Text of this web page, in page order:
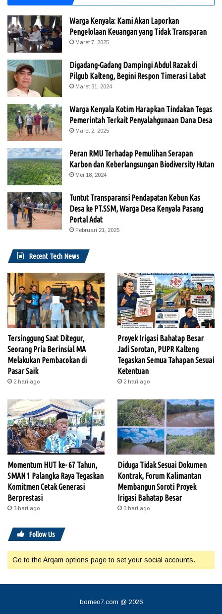
Warga Kenyala: Kami Akan Laporkan
Pengelolaan Keuangan yang Tidak Transparan
Maret 7, 2025
Digadang-Gadang Dampingi Abdul Razak di
Pilgub Kalteng, Begini Respon Timerasi Labat
Maret 31, 2024
Warga Kenyala Kotim Harapkan Tindakan Tegas
Pemerintah Terkait Penyalahgunaan Dana Desa
Maret 2, 2025
Peran RMU Terhadap Pemulihan Serapan
Karbon dan Keberlangsungan Biodiversity Hutan
Mei 18, 2024
Tuntut Transparansi Pendapatan Kebun Kas
Desa ke PT.SSM, Warga Desa Kenyala Pasang
Portal Adat
Februari 21, 2025
Recent Tech News
Tersinggung Saat Ditegur,
Seorang Pria Berinsial MA
Melakukan Pembacokan di
Pasar Saik
2 hari ago
Proyek Irigasi Bahatap Besar
Jadi Sorotan, PUPR Kalteng
Tegaskan Semua Tahapan Sesuai
Ketentuan
2 hari ago
Momentum HUT ke- 67 Tahun,
SMAN 1 Palangka Raya Tegaskan
Komitmen Cetak Generasi
Berprestasi
3 hari ago
Diduga Tidak Sesuai Dokumen
Kontrak, Forum Kalimantan
Membangun Soroti Proyek
Irigasi Bahatap Besar
3 hari ago
Follow Us
Go to the Arqam options page to set your social accounts.
borneo7.com @ 2026